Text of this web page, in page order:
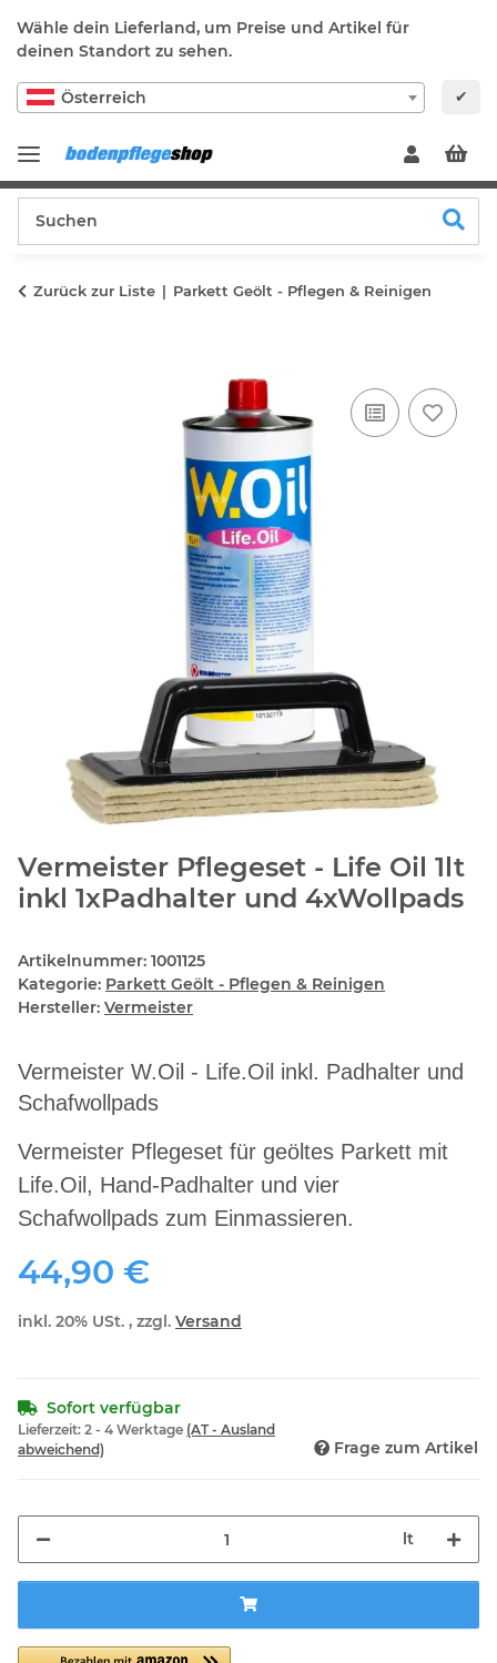
Wähle dein Lieferland, um Preise und Artikel für
deinen Standort zu sehen.
Österreich ✔
Zurück zur Liste Parkett Geölt - Pflegen & Reinigen
Vermeister Pflegeset - Life Oil 1lt
inkl 1xPadhalter und 4xWollpads
Artikelnummer: 1001125
Kategorie: Parkett Geölt - Pflegen & Reinigen
Hersteller: Vermeister
Vermeister W.Oil - Life.Oil inkl. Padhalter und
Schafwollpads
Vermeister Pflegeset für geöltes Parkett mit
Life.Oil, Hand-Padhalter und vier
Schafwollpads zum Einmassieren.
44,90 €
inkl. 20% USt. , zzgl. Versand
Sofort verfügbar
Lieferzeit: 2 - 4 Werktage (AT - Ausland
abweichend)
Frage zum Artikel
lt